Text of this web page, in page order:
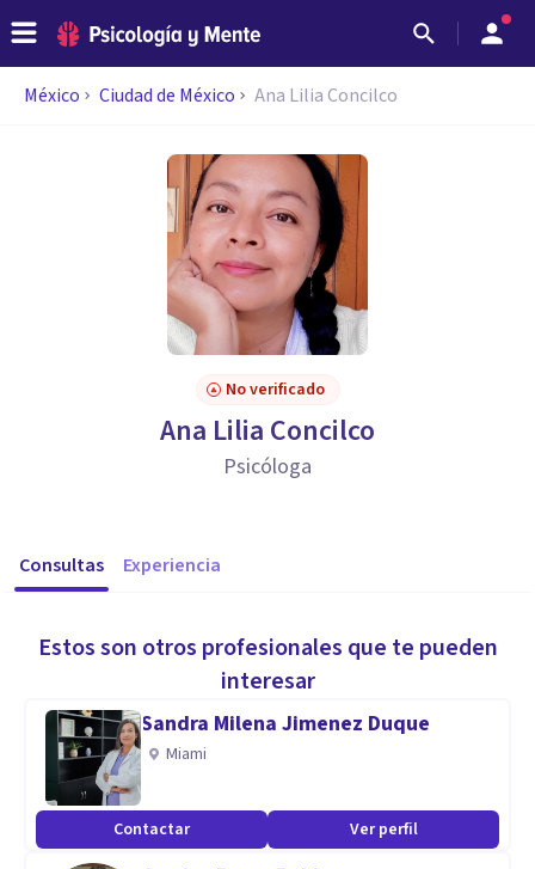
México Ciudad de México Ana Lilia Concilco
No verificado
Ana Lilia Concilco
Psicóloga
Consultas Experiencia
Estos son otros profesionales que te pueden
interesar
Sandra Milena Jimenez Duque
Miami
Contactar Ver perfil